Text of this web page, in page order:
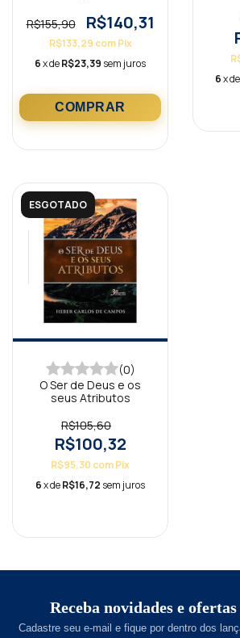
R$155,90
R$140,31
R$133,29 com Pix
6x deR$23,39 sem juros
6x de
ESGOTADO
(0)
O Ser de Deus e os
seus Atributos
R$105,60
R$100,32
R$95,30 comPix
6x deR$16,72 sem juros
Receba novidades e
Cadastre seu e-mail e fique por dentro dos